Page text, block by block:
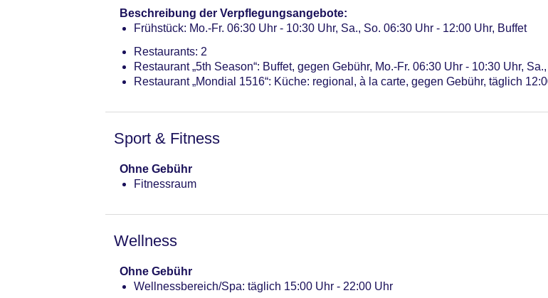
Beschreibung der Verpflegungsangebote:
Frühstück: Mo.-Fr. 06:30 Uhr - 10:30 Uhr, Sa., So. 06:30 Uhr - 12:00 Uhr, Buffet
Restaurants: 2
Restaurant „5th Season“: Buffet, gegen Gebühr, Mo.-Fr. 06:30 Uhr - 10:30 Uhr,
Restaurant „Mondial 1516“: Küche: regional, à la carte, gegen Gebühr, täglich
Sport & Fitness
Ohne Gebühr
Fitnessraum
Wellness
Ohne Gebühr
Wellnessbereich/Spa: täglich 15:00 Uhr - 22:00 Uhr